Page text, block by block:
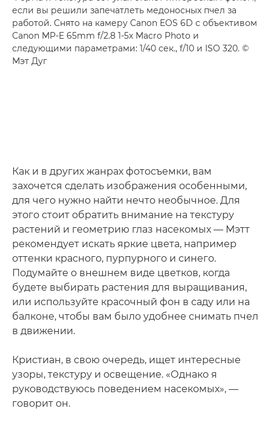
если вы решили запечатлеть медоносных пчел за
работой. Снято на камеру Canon EOS 6D с объективом
Canon MP-E 65mm f/2.8 1-5x Macro Photo и
следующими параметрами: 1/40 сек., f/10 и ISO 320. ©
Мэт Дуг
Как и в других жанрах фотосъемки, вам
захочется сделать изображения особенными,
для чего нужно найти нечто необычное. Для
этого стоит обратить внимание на текстуру
растений и геометрию глаз насекомых — Мэтт
рекомендует искать яркие цвета, например
оттенки красного, пурпурного и синего.
Подумайте о внешнем виде цветков, когда
будете выбирать растения для выращивания,
или используйте красочный фон в саду или на
балконе, чтобы вам было удобнее снимать пчел
в движении.
Кристиан, в свою очередь, ищет интересные
узоры, текстуру и освещение. «Однако я
руководствуюсь поведением насекомых», —
говорит он.